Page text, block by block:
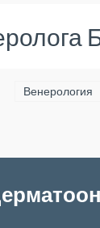
Венерология